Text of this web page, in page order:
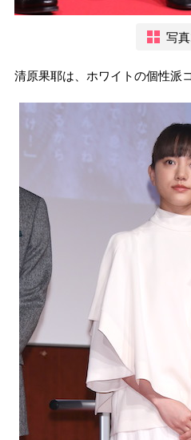
写
清原果耶は、ホワイトの個性派